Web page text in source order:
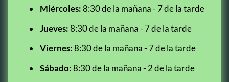
Miércoles:8:30 de la mañana - 7 de la tarde
Jueves:8:30 de la mañana - 7 de la tarde
Viernes:8:30 de la mañana - 7 de la tarde
Sábado:8:30 de la mañana - 2 de la tarde